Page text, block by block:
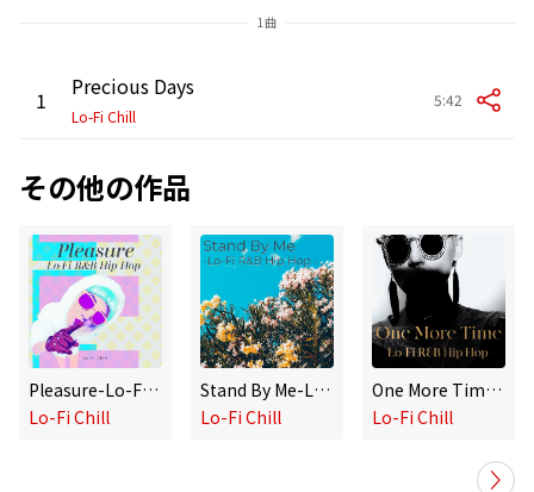
1曲
1 Precious Days
Lo-Fi Chill
5:42
その他の作品
Pleasure-Lo-Fi R&B Hip Hop -
Lo-Fi Chill
Stand By Me-Lo-Fi R&B Hip Hop -
Lo-Fi Chill
One More Time-Lo-Fi R&B Hip Hop -
Lo-Fi Chill